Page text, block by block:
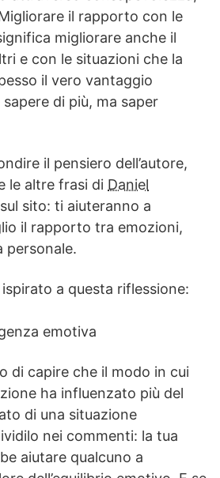
il rapporto con le
migliorare anche il
e con le situazioni che la
il vero vantaggio
di più, ma saper
il pensiero dell’autore,
le altre frasi di Daniel
sito: ti aiuteranno a
il rapporto tra emozioni,
personale.
a questa riflessione:
emotiva
di capire che il modo in cui
ha influenzato più del
di una situazione
nei commenti: la tua
aiutare qualcuno a